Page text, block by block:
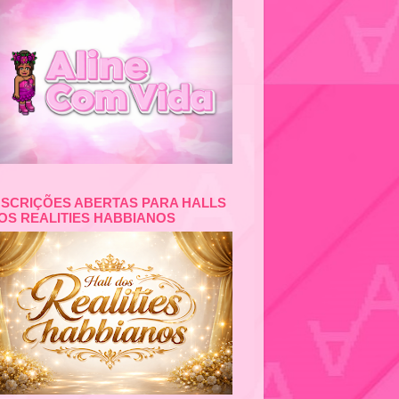
ABERTAS PARA HALLS
REALITIES HABBIANOS